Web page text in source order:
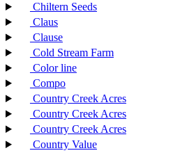
Chiltern Seeds
Claus
Clause
Cold Stream Farm
Color line
Compo
Country Creek Acres
Country Creek Acres
Country Creek Acres
Country Value